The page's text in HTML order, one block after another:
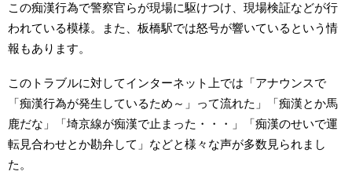
この痴漢行為で警察官らが現場に駆けつけ、現場検証などが行
われている模様。また、板橋駅では怒号が響いているという情
報もあります。
このトラブルに対してインターネット上では「アナウンスで
「痴漢行為が発生しているため～」って流れた」「痴漢とか馬
鹿だな」「埼京線が痴漢で止まった・・・」「痴漢のせいで運
転見合わせとか勘弁して」などと様々な声が多数見られまし
た。